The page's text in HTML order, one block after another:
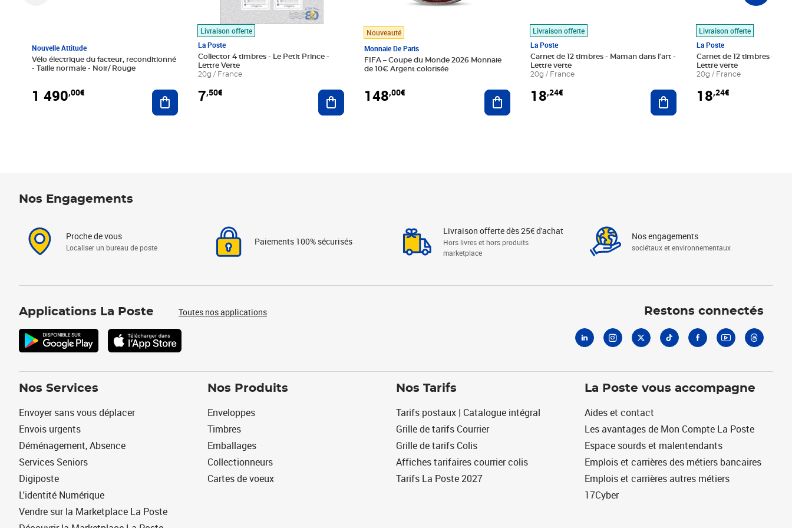
Nouvelle Attitude
Vélo électrique du facteur, reconditionné
- Taille normale - Noir/ Rouge
1 490,00€ Ajouter au panier
Livraison offerte
La Poste
Collector 4 timbres - Le Petit Prince -
Lettre Verte
20g / France
7,50€ Ajouter au panier
Nouveauté
Monnaie De Paris
FIFA – Coupe du Monde 2026 Monnaie
de 10€ Argent colorisée
148,00€ Ajouter au panier
Livraison offerte
La Poste
Carnet de 12 timbres - Maman dans l'art -
Lettre verte
20g / France
18,24€ Ajouter au panier
Livraison offerte
La Poste
Carnet de 12 timbres - Le
Lettre verte
20g / France
18,24€
Nos Engagements
Proche de vous
Localiser un bureau de poste
Paiements 100% sécurisés
Livraison offerte dès 25€ d'achat
Hors livres et hors produits
marketplace
Nos engagements
sociétaux et environnementaux
Applications La Poste Toutes nos applications Restons connectés
Nos Services
Envoyer sans vous déplacer
Envois urgents
Déménagement, Absence
Services Seniors
Digiposte
L'identité Numérique
Vendre sur la Marketplace La Poste
Nos Produits
Enveloppes
Timbres
Emballages
Collectionneurs
Cartes de voeux
Nos Tarifs
Tarifs postaux | Catalogue intégral
Grille de tarifs Courrier
Grille de tarifs Colis
Affiches tarifaires courrier colis
Tarifs La Poste 2027
La Poste vous accompagne
Aides et contact
Les avantages de Mon Compte La Poste
Espace sourds et malentendants
Emplois et carrières des métiers bancaires
Emplois et carrières autres métiers
17Cyber